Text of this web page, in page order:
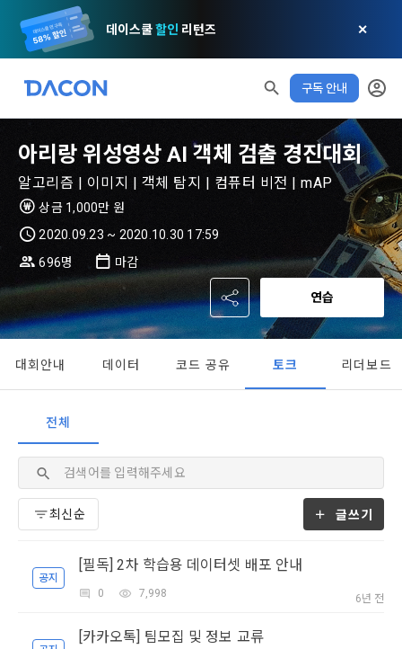
데이스쿨할인 리턴즈 ✕
구독 안내
✕ MY XP XP 안내
LEVEL 1 다음 레벨까지 150 XP
0/150 XP
오늘의 XP
0 / 800
적립 XP
0
메일 인증 필요
[데이콘] 회원가입 인증메일
이용약관
제 1 조 (목적)
본 약관은 데이콘 주식회사(이하 “회사”)와 “회원” 간에 정보 서
비스를 이용하는 조건 및 절차에 관한 필요한 사항을 약속하여
규정하는 데 그 목적이 있다. “회원”은 모든 약관에 동의해야 하
며, 어떤 방식이든 본 서비스를 사용한다는 것은 “회원”이 본 약
관의 전부에 동의한다는 것을 의미하며 본 약관은 “회원”이 서비
스를 사용하는 동안 계속 유효하다. 본 약관은 저작권 분쟁 정책
이 약관에서 사용하는 용어의 정의는 아래와 같다.
1."사이트"라 함은 "회사"가 서비스를 "회원"에게 제공하기 위하
여 컴퓨터 등 정보 통신 설비를 이용하여 설정한 가상의 영업장
또는 "회사"가 운영하는 아래 웹사이트를 말한다.
가. ***.dacon.io
제공하는 모든 서비스를 말한다. 그 외 "회사"가 운영하는 사이
트를 통해 개인이 등록한 자료를 DB화하여 각각의 목적에 맞게
3. "개인회원"이라 함은 서비스를 이용하기 위하여 이 약관에 동
개인정보 처리방침
(2021.05.24 본)
데이콘은 이용자 개인정보 보호를 여러 경영요소 가운데 최
우선의 가치로 두고 있습니다. 데이콘주식회사(이하 ‘데이콘’ 또
는 ‘회사’)는 서비스 기획부터 종료까지 정보통신망 이용촉진 및
등 국내의 개인정보 보호 법령을 철저히 준수합니다.
1. 개인정보처리방침의 의의
데이콘이 어떤 정보를 수집하고, 수집한 정보를 어떻게 사용하
며, 필요에 따라 누구와 이를 공유(‘위탁 또는 제공’)하며, 이용목
적을 달성한 정보를 언제, 어떻게 파기 하는지 등 ‘개인정보의 한
살이’와 관련한 정보를 투명하게 제공합니다.
정보주체로서 이용자는 자신의 개인정보에 대해 어떤 권리를 가
지고 있으며, 이를 어떤 방법과 절차로 행사할 수 있는지를 알려
드립니다. 또한, 법정대리인(부모 등)이 만14세 미만 아동의 개
합니다.
마케팅 정보 수신 동의
1. 광고성 정보의 이용목적
DACON이 제공하는 이용자 맞춤형 서비스 및 상품 추천, 각종
경품 행사, 이벤트, 경진대회 홍보 목적 등의 광고성 정보를 전자
우편이나
서신우편, 문자(SMS 또는 카카오 알림톡), 푸시, 전화 등을 통해
의 의사에 따라 동의를 철회할 수 있습니다.
동의를 거부 하시더라도 DACON에서 제공하는 서비스의 이용
에 제한이 되지 않습니다.
단, 할인, 이벤트 및 이용자 맞춤형 상품 추천 등의 마케팅 정보
안내 서비스가 제한됩니다.
2. 미동의 시 불이익 사항
개인정보보호법 제22조 제5항에 의해 선택정보 사항에 대해서
단, 할인, 이벤트 및 이용자 맞춤형 상품 추천 등의 마케팅 정보
아리랑 위성영상 AI 객체 검출 경진대회
알고리즘 | 이미지 | 객체 탐지 | 컴퓨터 비전 | mAP
상금 1,000만 원
2020.09.23 ~ 2020.10.30 17:59
696명
마감
연습
대회안내 데이터 코드 공유 토크 리더보드
전체
글쓰기
공지
[필독] 2차 학습용 데이터셋 배포 안내
0 7,998 6년 전
[카카오톡] 팀모집 및 정보 교류